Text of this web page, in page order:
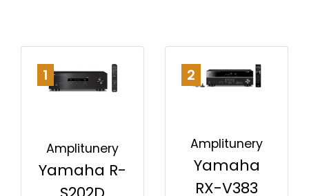
1
Amplitunery
Yamaha R-
2
Amplitunery
Yamaha
RX-V383